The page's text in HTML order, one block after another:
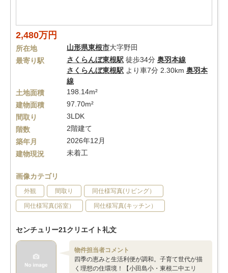
2,480万円
所在地 山形県東根市大字野田
最寄り駅
さくらんぼ東根駅 徒歩34分 奥羽本線
さくらんぼ東根駅 より車7分 2.30km 奥羽本
線
土地面積
198.14m²
建物面積
97.70m²
間取り
3LDK
階数
2階建て
築年月
2026年12月
建物現況
未着工
画像カテゴリ
外観 間取り 同仕様写真(リビング）
同仕様写真(浴室） 同仕様写真(キッチン）
センチュリー21クリエイト礼文
物件担当者コメント
四季の恵みと生活利便が調和。子育て世代が描
く理想の住環境！【小田島小・東根二中エリ